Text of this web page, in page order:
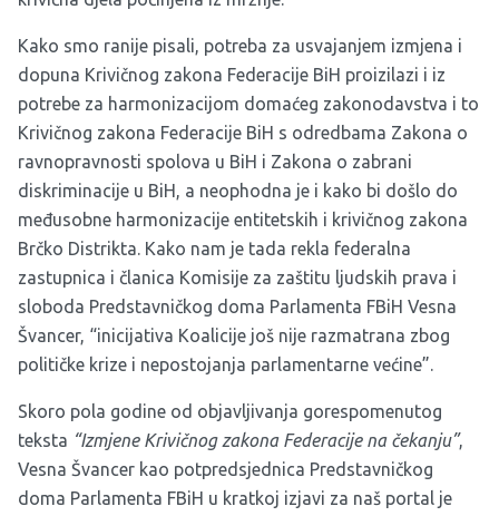
Kako smo ranije pisali, potreba za usvajanjem izmjena i
dopuna Krivičnog zakona Federacije BiH proizilazi i iz
potrebe za harmonizacijom domaćeg zakonodavstva i to
Krivičnog zakona Federacije BiH s odredbama Zakona o
ravnopravnosti spolova u BiH i Zakona o zabrani
diskriminacije u BiH, a neophodna je i kako bi došlo do
međusobne harmonizacije entitetskih i krivičnog zakona
Brčko Distrikta. Kako nam je tada rekla federalna
zastupnica i članica Komisije za zaštitu ljudskih prava i
sloboda Predstavničkog doma Parlamenta FBiH Vesna
Švancer, “inicijativa Koalicije još nije razmatrana zbog
političke krize i nepostojanja parlamentarne većine”.
Skoro pola godine od objavljivanja gorespomenutog
teksta “Izmjene Krivičnog zakona Federacije na čekanju”,
Vesna Švancer kao potpredsjednica Predstavničkog
doma Parlamenta FBiH u kratkoj izjavi za naš portal je